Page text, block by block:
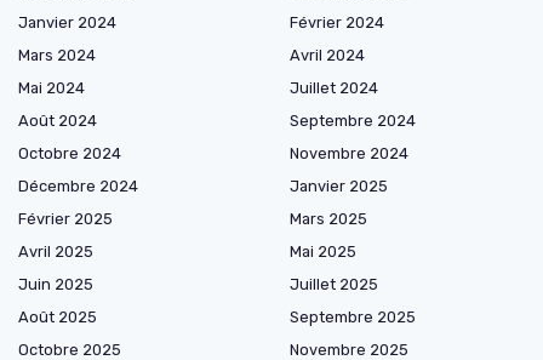
Janvier 2024
Février 2024
Mars 2024
Avril 2024
Mai 2024
Juillet 2024
Août 2024
Septembre 2024
Octobre 2024
Novembre 2024
Décembre 2024
Janvier 2025
Février 2025
Mars 2025
Avril 2025
Mai 2025
Juin 2025
Juillet 2025
Août 2025
Septembre 2025
Octobre 2025
Novembre 2025